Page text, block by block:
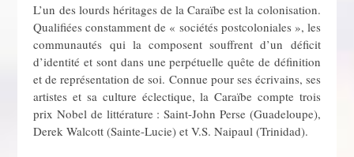
L’un des lourds héritages de la Caraïbe est la colonisation.
Qualifiées constamment de « sociétés postcoloniales », les
communautés qui la composent souffrent d’un déficit
d’identité et sont dans une perpétuelle quête de définition
et de représentation de soi. Connue pour ses écrivains, ses
artistes et sa culture éclectique, la Caraïbe compte trois
prix Nobel de littérature : Saint-John Perse (Guadeloupe),
Derek Walcott (Sainte-Lucie) et V.S. Naipaul (Trinidad).